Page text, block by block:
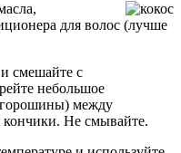
для волос (лучше
смешайте с
небольшое
горошины) между
кончики. Не смывайте.